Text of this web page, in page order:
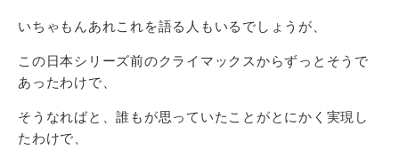
いちゃもんあれこれを語る人もいるでしょうが、
この日本シリーズ前のクライマックスからずっとそうで
あったわけで、
そうなればと、誰もが思っていたことがとにかく実現し
たわけで、